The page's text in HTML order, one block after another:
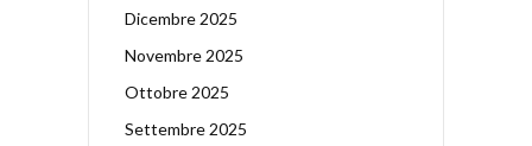
Dicembre 2025
Novembre 2025
Ottobre 2025
Settembre 2025